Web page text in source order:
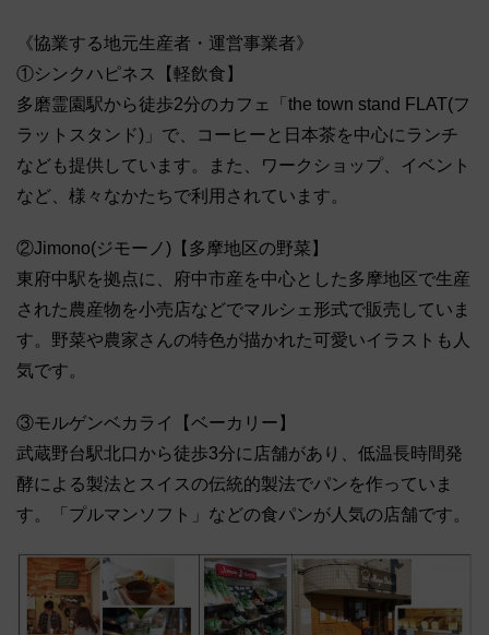
《協業する地元生産者・運営事業者》
①シンクハピネス【軽飲食】
多磨霊園駅から徒歩2分のカフェ「the town stand FLAT(フ
ラットスタンド)」で、コーヒーと日本茶を中心にランチ
なども提供しています。また、ワークショップ、イベント
など、様々なかたちで利用されています。
②Jimono(ジモーノ)【多摩地区の野菜】
東府中駅を拠点に、府中市産を中心とした多摩地区で生産
された農産物を小売店などでマルシェ形式で販売していま
す。野菜や農家さんの特色が描かれた可愛いイラストも人
気です。
③モルゲンベカライ【ベーカリー】
武蔵野台駅北口から徒歩3分に店舗があり、低温長時間発
酵による製法とスイスの伝統的製法でパンを作っていま
す。「プルマンソフト」などの食パンが人気の店舗です。